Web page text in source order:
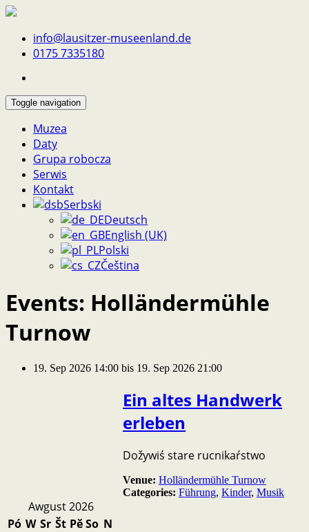
info@lausitzer-museenland.de
0175 7335180
Toggle navigation
Muzea
Daty
Grupa robocza
Serwis
Kontakt
Serbski
Deutsch
English (UK)
Polski
Čeština
Events: Holländermühle
Turnow
19. Sep 2026 14:00 bis 19. Sep 2026 21:00
Ein altes Handwerk
erleben
Dožywiś stare rucnikaŕstwo
Venue: Holländermühle Turnow
Categories: Führung, Kinder, Musik
Awgust 2026
Pó W Sr Št PěSo N